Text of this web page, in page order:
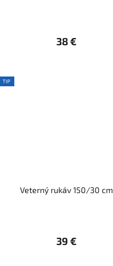
38 €
TIP
Veterný rukáv 150/30 cm
39 €